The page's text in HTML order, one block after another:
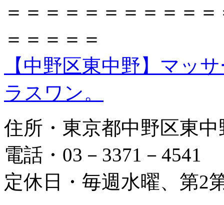
＝＝＝＝＝＝＝＝＝＝
＝＝＝＝＝
【中野区東中野】マッ
ラスワン。
住所・東京都中野区東
電話・03－3371－4541
定休日・毎週水曜、第2